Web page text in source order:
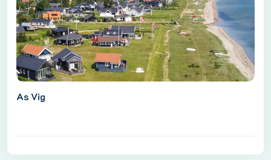
As Vig